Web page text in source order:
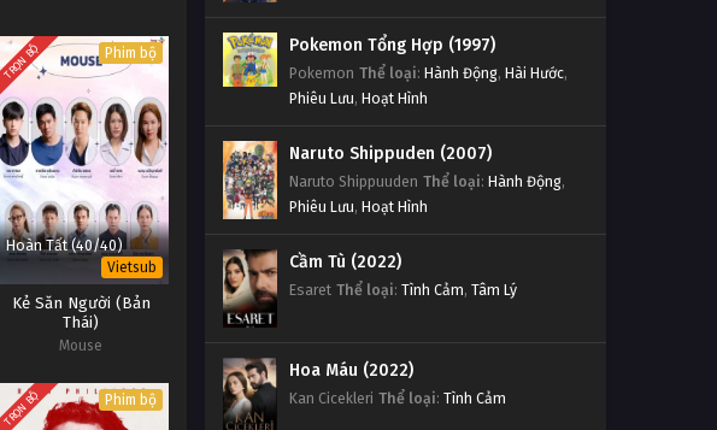
TRỌN BỘ Phim bộ
Hoàn Tất (40/40)
Vietsub
Kẻ Săn Người (Bản
Thái)
Mouse
TRỌN BỘ Phim bộ
Pokemon Tổng Hợp (1997)
Pokemon Thể loại: Hành Động, Hài Hước,
Phiêu Lưu, Hoạt Hình
Naruto Shippuden (2007)
Naruto Shippuuden Thể loại: Hành Động,
Phiêu Lưu, Hoạt Hình
Cầm Tù (2022)
Esaret Thể loại: Tình Cảm, Tâm Lý
Hoa Máu (2022)
Kan Cicekleri Thể loại: Tình Cảm